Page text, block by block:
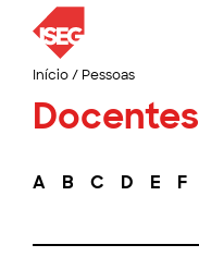
Início/ Pessoas
Docentes
A B C D E F